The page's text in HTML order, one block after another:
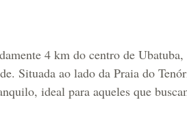
4 km do centro de Ubatuba,
Situada ao lado da Praia do
ideal para aqueles que